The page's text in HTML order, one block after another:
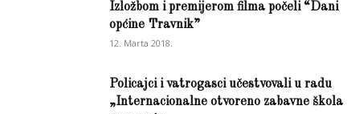
Izložbom i premijerom filma počeli “Dani
općine Travnik”
12. Marta 2018.
Policajci i vatrogasci učestvovali u radu
„Internacionalne otvoreno zabavne škola